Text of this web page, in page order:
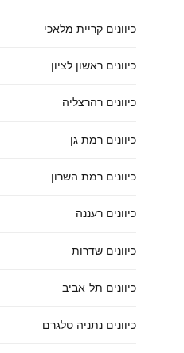
כיוונים קריית מלאכי
כיוונים ראשון לציון
כיוונים רהרצליה
כיוונים רמת גן
כיוונים רמת השרון
כיוונים רעננה
כיוונים שדרות
כיוונים תל-אביב
כיוונים נתניה טלגרם